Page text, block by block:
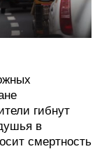
гибнут
в
смертность